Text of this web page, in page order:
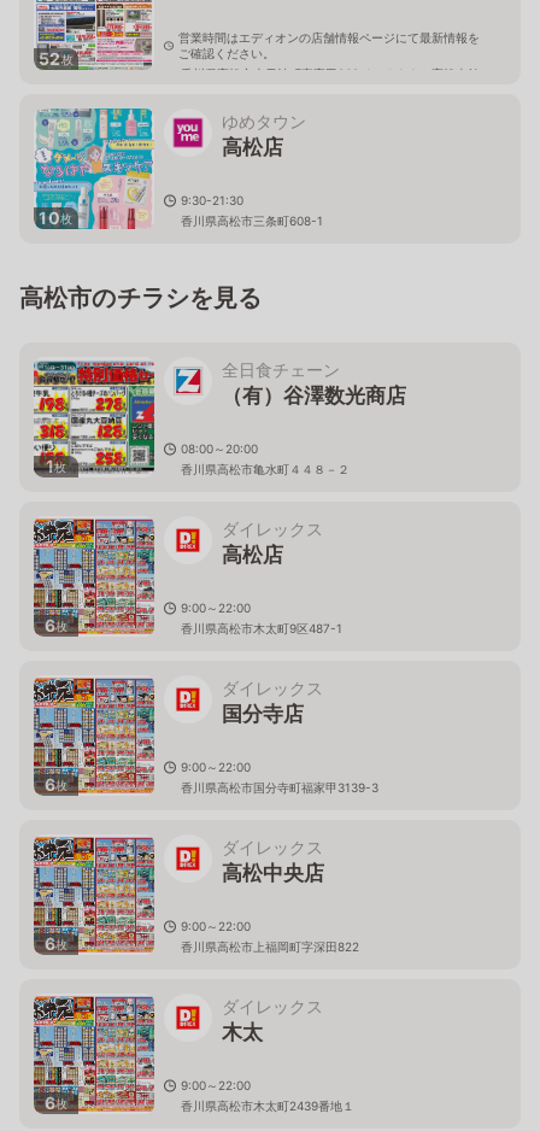
52枚
営業時間はエディオンの店舗情報ページにて最新情報を
ご確認ください。
香川県高松市上天神町字高田362-1ゆめタウン高松南館
10枚
ゆめタウン
高松店
9:30-21:30
香川県高松市三条町608-1
高松市のチラシを見る
1枚
全日食チェーン
（有）谷澤数光商店
08:00～20:00
香川県高松市亀水町４４８－２
6枚
ダイレックス
高松店
9:00～22:00
香川県高松市木太町9区487-1
6枚
ダイレックス
国分寺店
9:00～22:00
香川県高松市国分寺町福家甲3139-3
6枚
ダイレックス
高松中央店
9:00～22:00
香川県高松市上福岡町字深田822
6枚
ダイレックス
木太
9:00～22:00
香川県高松市木太町2439番地１